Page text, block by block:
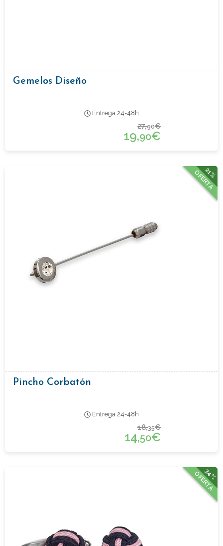
Gemelos Diseño
Entrega 24-48h
27,90€
19,90€
21%
OFERTA
Pincho Corbatón
Entrega 24-48h
18,35€
14,50€
34%
OFERTA